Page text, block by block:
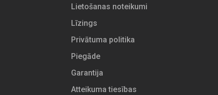
Lietošanas noteikumi
Līzings
Privātuma politika
Piegāde
Garantija
Atteikuma tiesības